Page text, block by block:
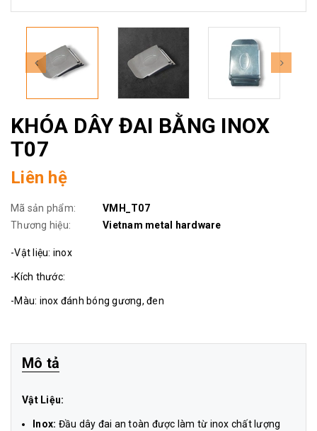
KHÓA DÂY ĐAI BẰNG INOX
T07
Liên hệ
Mã sản phẩm:
VMH_T07
Thương hiệu:
Vietnam metal hardware
-Vật liệu: inox
-Kích thước:
-Màu: inox đánh bóng gương, đen
Mô tả
Vật Liệu:
Inox: Đầu dây đai an toàn được làm từ inox chất lượng